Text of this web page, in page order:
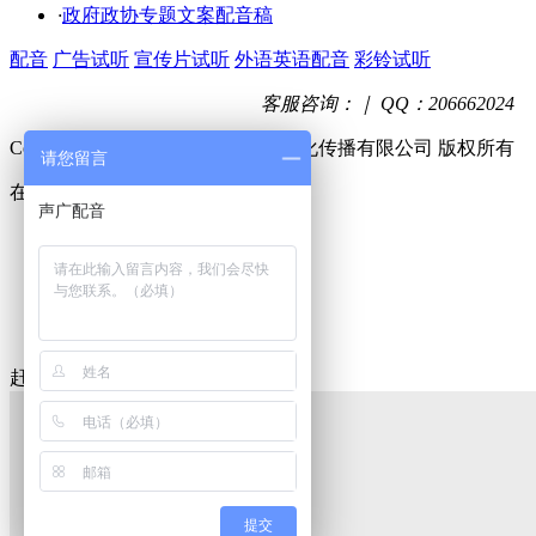
·政府政协专题文案配音稿
配音 广告试听 宣传片试听 外语英语配音 彩铃试听
客服咨询：｜ QQ：206662024
CopyRight @2015-2016 济南声广文化传播有限公司 版权所有
在线客服
在线客服1号
在线客服2号
赶快联系我们吧
请您留言
提交